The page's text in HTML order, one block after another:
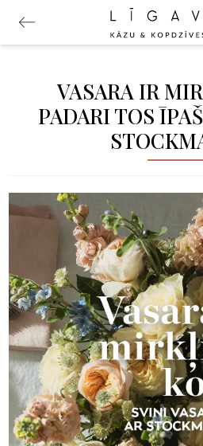
VASARA IR
PADARI TOS